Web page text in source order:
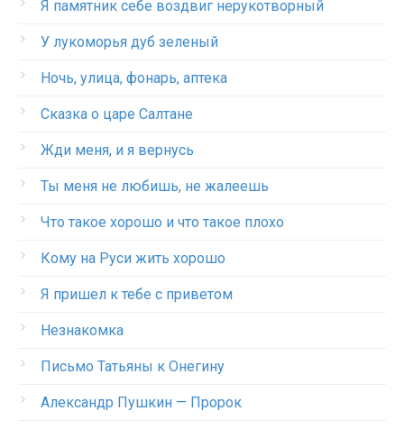
Я памятник себе воздвиг нерукотворный
У лукоморья дуб зеленый
Ночь, улица, фонарь, аптека
Сказка о царе Салтане
Жди меня, и я вернусь
Ты меня не любишь, не жалеешь
Что такое хорошо и что такое плохо
Кому на Руси жить хорошо
Я пришел к тебе с приветом
Незнакомка
Письмо Татьяны к Онегину
Александр Пушкин — Пророк